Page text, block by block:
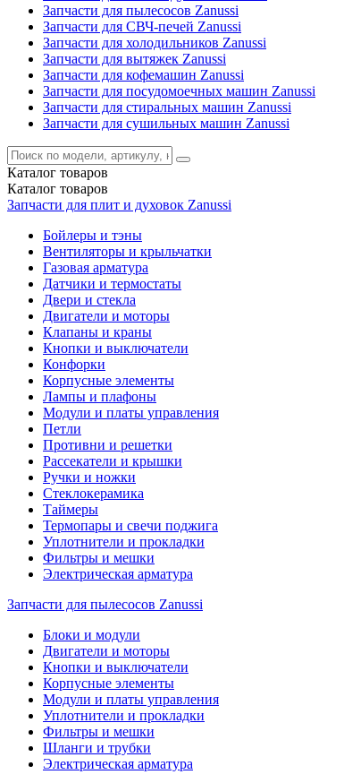
Запчасти для пылесосов Zanussi
Запчасти для СВЧ-печей Zanussi
Запчасти для холодильников Zanussi
Запчасти для вытяжек Zanussi
Запчасти для кофемашин Zanussi
Запчасти для посудомоечных машин Zanussi
Запчасти для стиральных машин Zanussi
Запчасти для сушильных машин Zanussi
Каталог товаров
Каталог товаров
Запчасти для плит и духовок Zanussi
Бойлеры и тэны
Вентиляторы и крыльчатки
Газовая арматура
Датчики и термостаты
Двери и стекла
Двигатели и моторы
Клапаны и краны
Кнопки и выключатели
Конфорки
Корпусные элементы
Лампы и плафоны
Модули и платы управления
Петли
Противни и решетки
Рассекатели и крышки
Ручки и ножки
Стеклокерамика
Таймеры
Термопары и свечи поджига
Уплотнители и прокладки
Фильтры и мешки
Электрическая арматура
Запчасти для пылесосов Zanussi
Блоки и модули
Двигатели и моторы
Кнопки и выключатели
Корпусные элементы
Модули и платы управления
Уплотнители и прокладки
Фильтры и мешки
Шланги и трубки
Электрическая арматура